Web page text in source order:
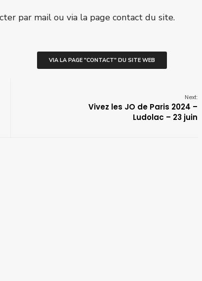
par mail ou via la page contact du site.
VIA LA PAGE "CONTACT" DU SITE WEB
Next:
Vivez les JO de Paris 2024 –
Ludolac – 23 juin